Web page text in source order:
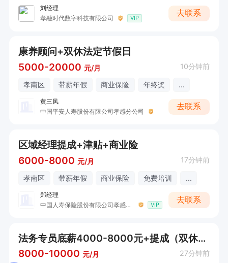
刘经理
孝融时代数字科技有限公司
VIP
去联系
康养顾问+双休法定节假日
5000-20000 元/月 10分钟前
孝南区 带薪年假 商业保险 年终奖 ...
黄三凤
中国平安人寿股份有限公司孝感分公司
去联系
区域经理提成+津贴+商业险
6000-8000 元/月 17分钟前
孝南区 带薪年假 商业保险 免费培训 ...
郑经理
中国人寿保险股份有限公司孝感分公司营业部开发区营销服务部（孙缘&郑凯）
VIP
去联系
法务专员底薪4000-8000元+提成（双休+五险）
8000-10000 元/月 27分钟前